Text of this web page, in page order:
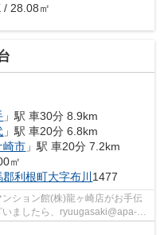
/ 28.08㎡
」駅 車30分 8.9km
」駅 車20分 6.8km
崎市 」駅 車20分 7.2km
㎡
郡利根町大字布川 1477
ション館(株)龍ヶ崎店がお手伝
ましたら、ryuugasaki@apa-